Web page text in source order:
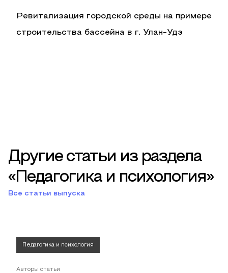
Ревитализация городской среды на примере
строительства бассейна в г. Улан-Удэ
Другие статьи из раздела
«Педагогика и психология»
Все статьи выпуска
Педагогика и психология
Авторы статьи